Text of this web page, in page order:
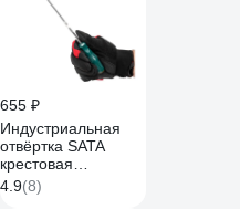
655 ₽
Индустриальная
отвёртка SATA
крестовая
PH2x300мм.
Эталонный ресурс
4.9(8)